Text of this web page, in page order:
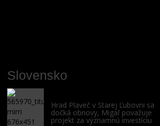
Slovensko
Hrad Plaveč v Starej Ľubovni sa
dočká obnovy, Migaľ považuje
projekt za významnú investíciu